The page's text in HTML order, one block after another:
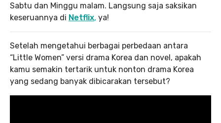
Sabtu dan Minggu malam. Langsung saja saksikan
keseruannya di Netflix, ya!
Setelah mengetahui berbagai perbedaan antara
“Little Women” versi drama Korea dan novel, apakah
kamu semakin tertarik untuk nonton drama Korea
yang sedang banyak dibicarakan tersebut?